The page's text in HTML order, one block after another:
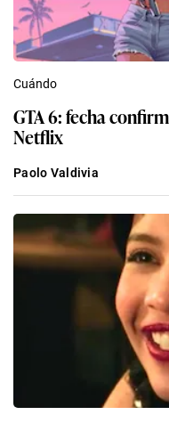
Cuándo
GTA 6: fecha
Netflix
Paolo Valdivia